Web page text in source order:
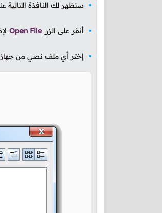
ستظهر لك النافذة التالية
أنقر على الزر Open File
إختر أي ملف نصي من